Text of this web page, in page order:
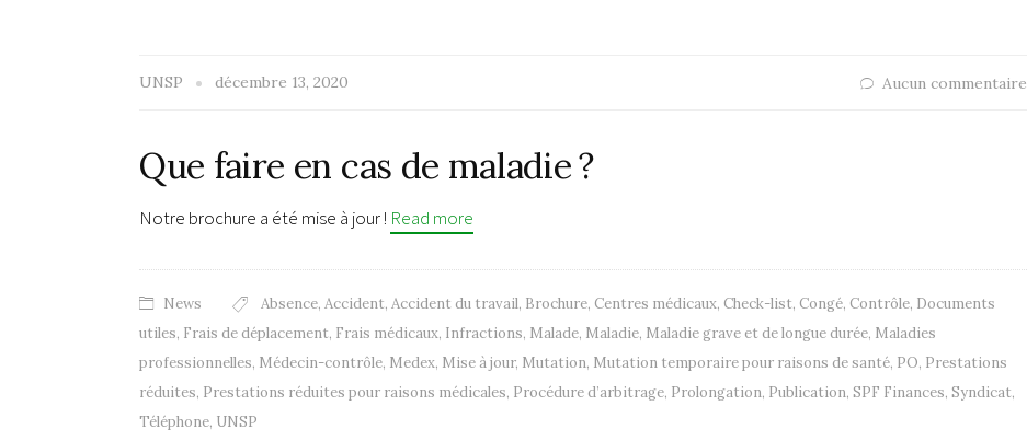
UNSP décembre 13, 2020 Aucun commentaire
Que faire en cas de maladie ?
Notre brochure a été mise à jour ! Read more
News Absence, Accident, Accident du travail, Brochure, Centres médicaux, Check-list, Congé, Contrôle, Documents
utiles, Frais de déplacement, Frais médicaux, Infractions, Malade, Maladie, Maladie grave et de longue durée, Maladies
professionnelles, Médecin-contrôle, Medex, Mise à jour, Mutation, Mutation temporaire pour raisons de santé, PO, Prestations
réduites, Prestations réduites pour raisons médicales, Procédure d’arbitrage, Prolongation, Publication, SPF Finances, Syndicat,
Téléphone, UNSP